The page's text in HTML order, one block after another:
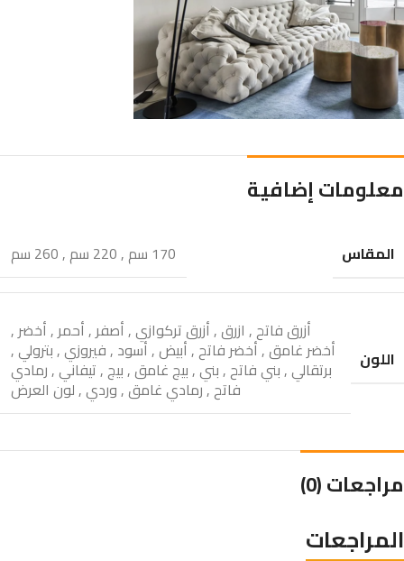
معلومات إضافية
المقاس 170 سم ,220 سم ,260 سم
اللون
أزرق فاتح , ازرق,أزرق تركوازي,أصفر ,أحمر ,أخضر ,
أخضر غامق,أخضر فاتح ,أبيض,أسود ,فيروزي,بترولي,
برتقالي,بني فاتح ,بني,بيج غامق,بيج ,تيفاني,رمادي
فاتح ,رمادي غامق,وردي,لون العرض
مراجعات (0)
المراجعات